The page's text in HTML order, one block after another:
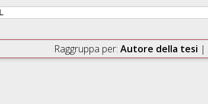
Raggruppa per: Autore della tesi |